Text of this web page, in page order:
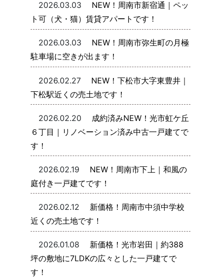
2026.03.03
NEW！周南市新宿通｜ペッ
ト可（犬・猫）賃貸アパートです！
2026.03.03
NEW！周南市弥生町の月極
駐車場に空きが出ます！
2026.02.27
NEW！下松市大字東豊井｜
下松駅近くの売土地です！
2026.02.20
成約済みNEW！光市虹ケ丘
６丁目｜リノベーション済み中古一戸建てで
す！
2026.02.19
NEW！周南市下上｜和風の
庭付き一戸建てです！
2026.02.12
新価格！周南市中須中学校
近くの売土地です！
2026.01.08
新価格！光市岩田｜約388
坪の敷地に7LDKの広々とした一戸建てで
す！